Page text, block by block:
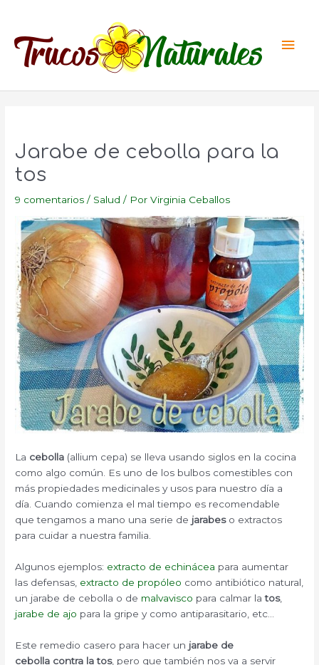
contenido
Jarabe de cebolla para la
tos
9 comentarios / Salud / PorVirginia Ceballos
La cebolla (allium cepa) se lleva usando siglos en la cocina
como algo común. Es uno de los bulbos comestibles con
más propiedades medicinales y usos para nuestro día a
día. Cuando comienza el mal tiempo es recomendable
que tengamos a mano una serie de jarabes o extractos
para cuidar a nuestra familia.
Algunos ejemplos: extracto de echinácea para aumentar
las defensas, extracto de propóleo como antibiótico natural,
un jarabe de cebolla o de malvavisco para calmar latos,
jarabe de ajo para la gripe y como antiparasitario, etc…
Este remedio casero para hacer un jarabe de
cebolla contra la tos, pero que también nos va a servir